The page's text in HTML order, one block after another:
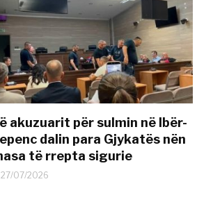
akuzuarit për sulmin në Ibër-
dalin para Gjykatës nën
të rrepta sigurie
07/2026